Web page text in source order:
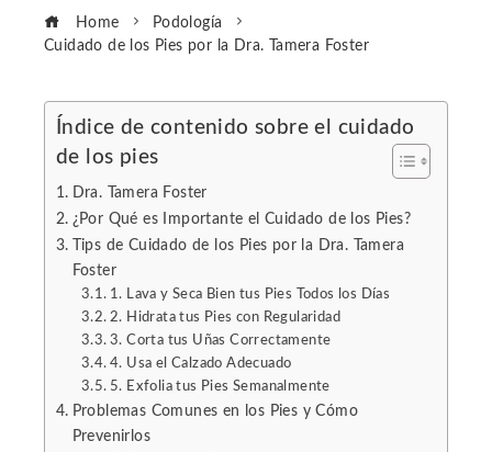
Home
Podología
Cuidado de los Pies por la Dra. Tamera Foster
Índice de contenido sobre el cuidado
de los pies
Dra. Tamera Foster
¿Por Qué es Importante el Cuidado de los Pies?
Tips de Cuidado de los Pies por la Dra. Tamera
Foster
1. Lava y Seca Bien tus Pies Todos los Días
2. Hidrata tus Pies con Regularidad
3. Corta tus Uñas Correctamente
4. Usa el Calzado Adecuado
5. Exfolia tus Pies Semanalmente
Problemas Comunes en los Pies y Cómo
Prevenirlos